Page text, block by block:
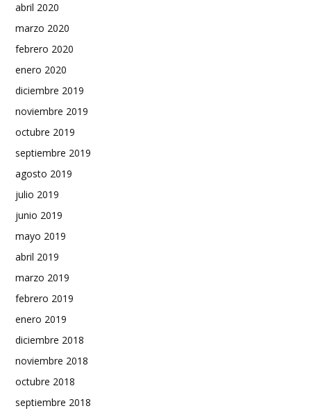
abril 2020
marzo 2020
febrero 2020
enero 2020
diciembre 2019
noviembre 2019
octubre 2019
septiembre 2019
agosto 2019
julio 2019
junio 2019
mayo 2019
abril 2019
marzo 2019
febrero 2019
enero 2019
diciembre 2018
noviembre 2018
octubre 2018
septiembre 2018